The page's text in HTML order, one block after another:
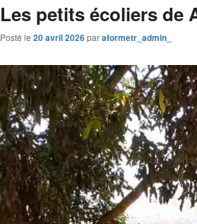
Les petits écoliers de
Posté le 20 avril 2026paraformetr_admin_